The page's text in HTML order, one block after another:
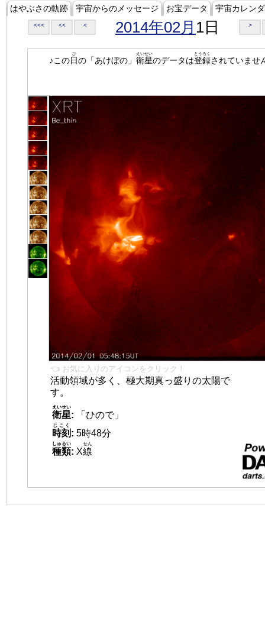
はやぶさの軌跡 宇宙からのメッセージ お宝データ 宇宙カレン
<<< << < 2014年02月 1日 >
♪この日
ひ
の「あけぼの」 衛星
えいせい
のデータは登録
とうろく
されていませ
👈 お気に入りのアイコンをクリック！
活動領域が多く、極大期真っ盛りの太陽で
す。
衛星
えいせい
:
「ひので」
時刻
じこく
: 5時48分
種類
しゅるい
: X線
せん